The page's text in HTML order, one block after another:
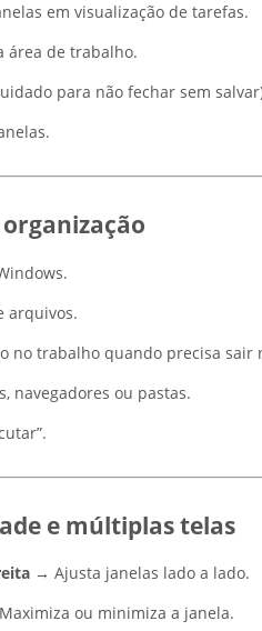
em visualização de tarefas.
área de trabalho.
para não fechar sem
arquivos.
no trabalho quando precisa sair
navegadores ou pastas.
e múltiplas telas
→ Ajusta janelas lado a lado.
ou minimiza a janela.